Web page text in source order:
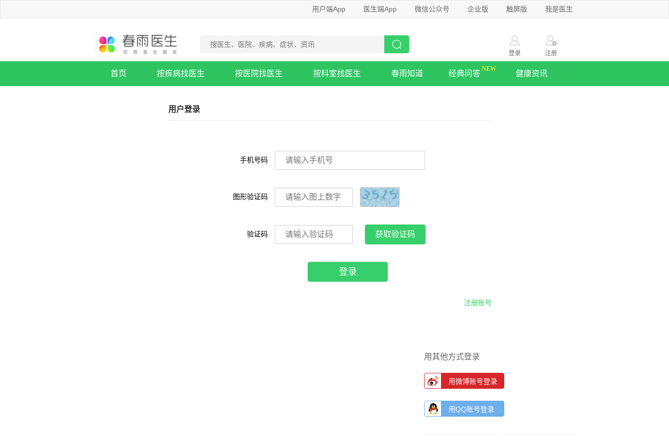
用户端App 医生端App 微信公众号 企业版 触屏版 我是医生
登录 注册
首页 按疾病找医生 按医院找医生 按科室找医生 春雨知道 经典问答 健康资讯
用户登录
手机号码
图形验证码
验证码 获取验证码
登录
注册账号
用其他方式登录
用微博账号登录
用QQ账号登录